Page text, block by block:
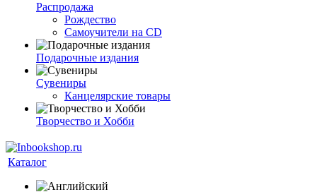
Распродажа
Рождество
Самоучители на CD
Подарочные издания
Сувениры
Канцелярские товары
Творчество и Хобби
Каталог